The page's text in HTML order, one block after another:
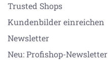
Trusted Shops
Kundenbilder einreichen
Newsletter
Neu: Profishop-Newsletter